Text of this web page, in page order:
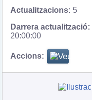
5
20:00:00